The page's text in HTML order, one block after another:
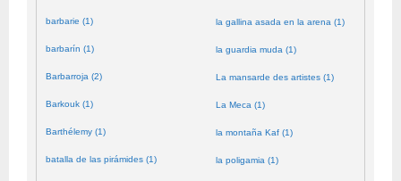
barbarie (1)
barbarín (1)
Barbarroja (2)
Barkouk (1)
Barthélemy (1)
batalla de las pirámides (1)
la gallina asada en la arena (1)
la guardia muda (1)
La mansarde des artistes (1)
La Meca (1)
la montaña Kaf (1)
la poligamia (1)